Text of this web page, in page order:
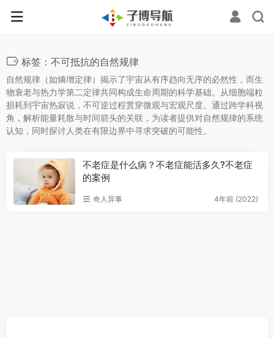
标签：不可抵抗的自然规律
自然规律（如熵增定律）揭示了宇宙从有序趋向无序的必然性，而生
物衰老与热力学第二定律共同构成生命周期的科学基础。从细胞端粒
损耗到宇宙热寂说，不可逆过程贯穿微观与宏观尺度。通过跨学科视
角，解析能量耗散与时间箭头的关联，为读者提供对自然规律的系统
认知，同时探讨人类在有限边界中寻求突破的可能性。
不老症是什么病？不老症能活多久?不老症
的案例
奇人异事 4年前 (2022)